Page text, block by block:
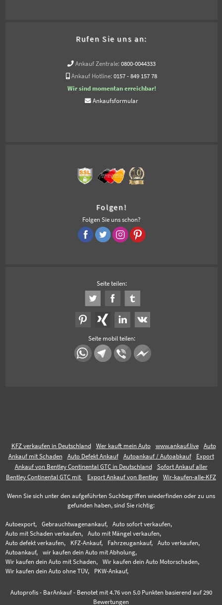
Rufen Sie uns an:
Ankauf Zentrale: 0800-0044333
Ankauf Hotline: 0157 - 849 157 78
Wir sind momentan erreichbar!
Ankaufsformular
Folgen!
Folgen Sie uns schon?
Seite teilen:
Seite mobil teilen:
KFZ verkaufen in Deutschland Wer kauft mein Auto www.ankauf.live
Auto
Ankauf mit Schaden
Auto Defekt Ankauf Autoankauf / Autoabkauf
Export
Ankauf von Bentley Continental GTC in Deutschland
Sofort Ankauf aller
Bentley Continental GTC mit
Export Ankauf von Bentley Wir-kaufen-alle-KFZ
Wenn Sie sich unter den aufgeführten Suchbegriffen wiederfinden oder zu uns
gefunden haben, sind Sie richtig:
Autoexport, Gebrauchtwagenankauf,
Auto sofort verkaufen,
Auto mit Schaden verkaufen,
Auto mit Mängel verkaufen,
Auto defekt verkaufen,
KFZ-Ankauf, Fahrzeugankauf,
Auto verkaufen,
Autoankauf,
wir kaufen dein Auto mit Abholung,
Wir kaufen dein Auto mit Schaden,
Wir kaufen dein Auto Motorschaden,
Wir kaufen dein Auto ohne TÜV,
PKW-Ankauf,
Autoprofis - BarAnkauf- Benotet mit 4.76von 5.0 Punkten basierend auf 290
Bewertungen